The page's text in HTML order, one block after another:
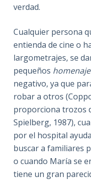
verdad.
Cualquier persona
entienda de cine o
largometrajes, se
pequeños
negativo, ya que
robar a otros
proporciona trozos
Spielberg, 1987),
por el hospital
buscar a familiares
o cuando María se
tiene un gran